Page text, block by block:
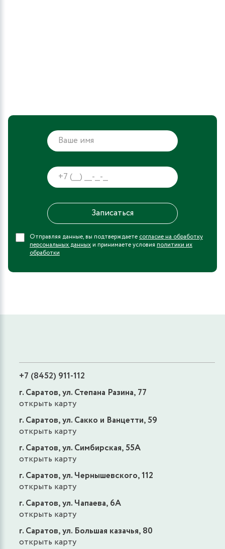
Отправляя данные, вы подтверждаете согласие на обработку
персональных данныхи принимаете условия политики их
обработки
+7 (8452) 911-112
г. Саратов, ул. Степана Разина, 77
открыть карту
г. Саратов, ул. Сакко и Ванцетти, 59
открыть карту
г. Саратов, ул. Симбирская, 55А
открыть карту
г. Саратов, ул. Чернышевского, 112
открыть карту
г. Саратов, ул. Чапаева, 6А
открыть карту
г. Саратов, ул. Большая казачья, 80
открыть карту